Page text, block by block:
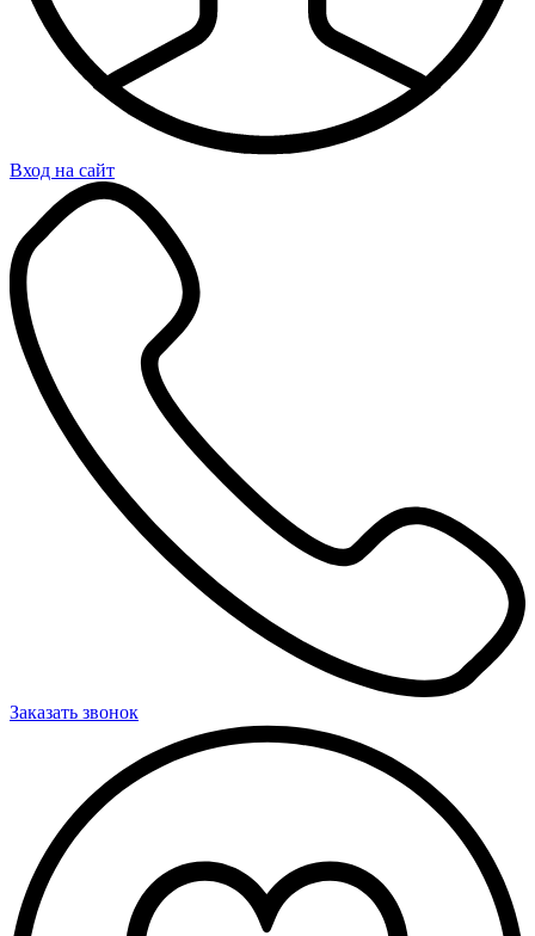
Вход на сайт
Заказать звонок